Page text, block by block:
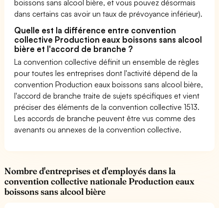
boissons sans alcool bière, et vous pouvez désormais
dans certains cas avoir un taux de prévoyance inférieur).
Quelle est la différence entre convention
collective Production eaux boissons sans alcool
bière et l'accord de branche ?
La convention collective définit un ensemble de règles
pour toutes les entreprises dont l'activité dépend de la
convention Production eaux boissons sans alcool bière,
l'accord de branche traite de sujets spécifiques et vient
préciser des éléments de la convention collective 1513.
Les accords de branche peuvent être vus comme des
avenants ou annexes de la convention collective.
Nombre d'entreprises et d'employés dans la
convention collective nationale Production eaux
boissons sans alcool bière